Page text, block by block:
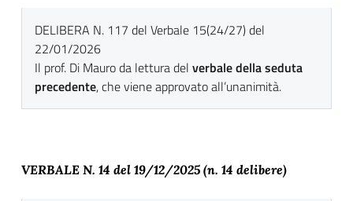
DELIBERA N. 117 del Verbale 15(24/27) del
22/01/2026
Il prof. Di Mauro da lettura del verbale della seduta
precedente, che viene approvato all’unanimità.
VERBALE N. 14 del 19/12/2025 (n. 14 delibere)